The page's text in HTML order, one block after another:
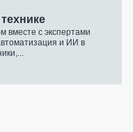
вместе с экспертами
и ИИ в